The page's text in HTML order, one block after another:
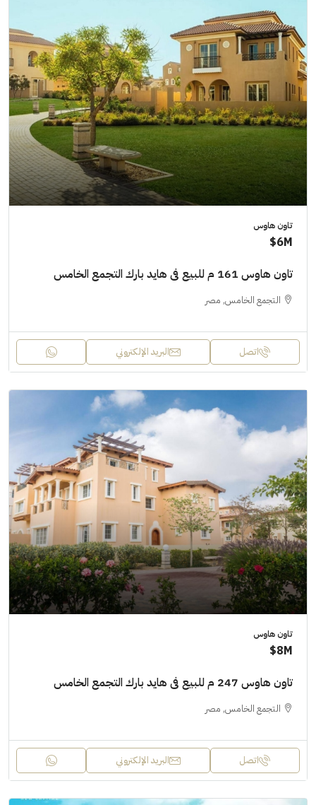
تاون هاوس
6M$
تاون هاوس 161 م للبيع فى هايد بارك التجمع الخامس
التجمع الخامس, مصر
اتصل البريد الإلكتروني
تاون هاوس
8M$
تاون هاوس 247 م للبيع فى هايد بارك التجمع الخامس
التجمع الخامس, مصر
اتصل البريد الإلكتروني